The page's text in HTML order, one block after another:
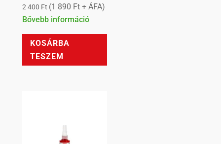
2 400 Ft (1 890 Ft+ ÁFA)
Bővebb információ
KOSÁRBA
TESZEM